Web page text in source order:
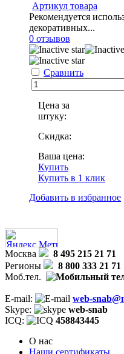
Артикул товара
Рекомендуется
декоративных...
0 отзывов
Сравнить
Цена за
штуку:
Скидка:
Ваша цена:
Купить
Купить в 1 клик
Добавить в избранное
Москва
8 495 215 21 71
Регионы
8 800 333 21 71
Моб.тел.
E-mail:
web-
Skype:
web-snab
ICQ:
458843445
О нас